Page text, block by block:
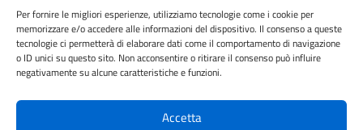
Per fornire le migliori esperienze, utilizziamo tecnologie come i cookie per
memorizzare e/o accedere alle informazioni del dispositivo. Il consenso a queste
tecnologie ci permetterà di elaborare dati come il comportamento di navigazione
o ID unici su questo sito. Non acconsentire o ritirare il consenso può influire
negativamente su alcune caratteristiche e funzioni.
Accetta
Informativa privacy
Videosorveglianza - Privacy Policy
Dichiarazione di accessibilità
Note legali